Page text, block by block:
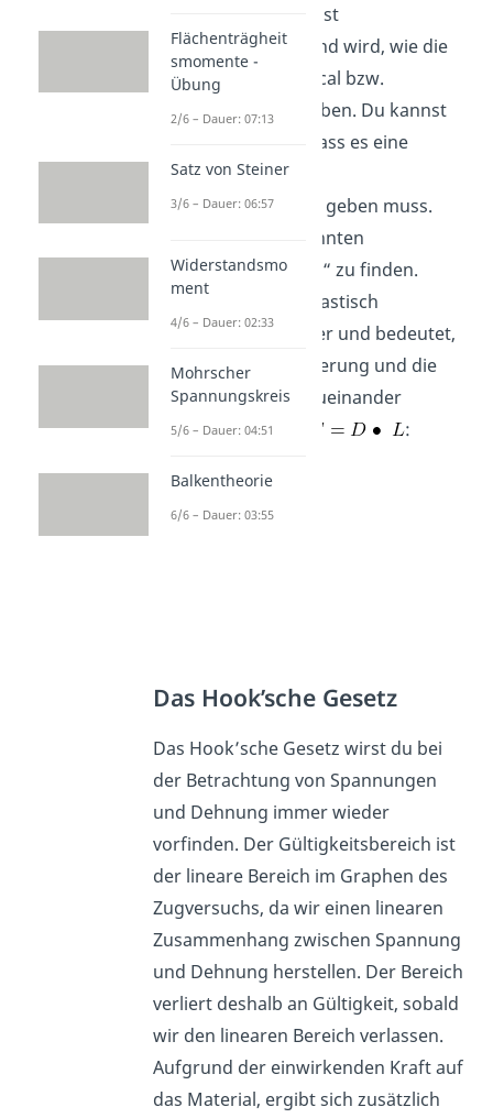
Schubspannungen, ist
materialabhängig und wird, wie die
Spannungen, in Pascal bzw.
Megapascal angegeben. Du kannst
dir sicher denken, dass es eine
ähnliche Größe für
Normalspannungen geben muss.
Diese ist im sogenannten
„Hook’schen Gesetz“ zu finden.
Dieses gilt für alle elastisch
verformbaren Körper und bedeutet,
dass die Längenänderung und die
einwirkende Kraft zueinander
proportional sind:
:
Das Hook’sche Gesetz
Das Hook’sche Gesetz wirst du bei
der Betrachtung von Spannungen
und Dehnung immer wieder
vorfinden. Der Gültigkeitsbereich ist
der lineare Bereich im Graphen des
Zugversuchs, da wir einen linearen
Zusammenhang zwischen Spannung
und Dehnung herstellen. Der Bereich
verliert deshalb an Gültigkeit, sobald
wir den linearen Bereich verlassen.
Aufgrund der einwirkenden Kraft auf
das Material, ergibt sich zusätzlich
Flächenträgheit
smomente -
Übung
2/6 – Dauer: 07:13
Satz von Steiner
3/6 – Dauer: 06:57
Widerstandsmo
ment
4/6 – Dauer: 02:33
Mohrscher
Spannungskreis
5/6 – Dauer: 04:51
Balkentheorie
6/6 – Dauer: 03:55